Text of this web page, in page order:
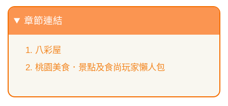
章節連結
八彩屋
桃園美食．景點及食尚玩家懶人包